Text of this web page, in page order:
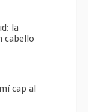
la
cabello
cap al